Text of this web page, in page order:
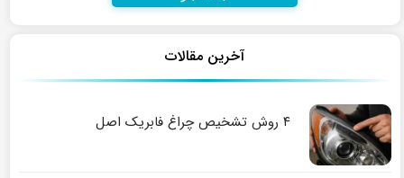
آخرین مقالات
۴ روش تشخیص چراغ فابریک اصل